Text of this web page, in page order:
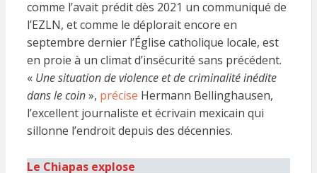
comme l’avait prédit dès 2021 un communiqué de
l’EZLN, et comme le déplorait encore en
septembre dernier l’Église catholique locale, est
en proie à un climat d’insécurité sans précédent.
« Une situation de violence et de criminalité inédite
dans le coin», précise Hermann Bellinghausen,
l’excellent journaliste et écrivain mexicain qui
sillonne l’endroit depuis des décennies.
Le Chiapas explose